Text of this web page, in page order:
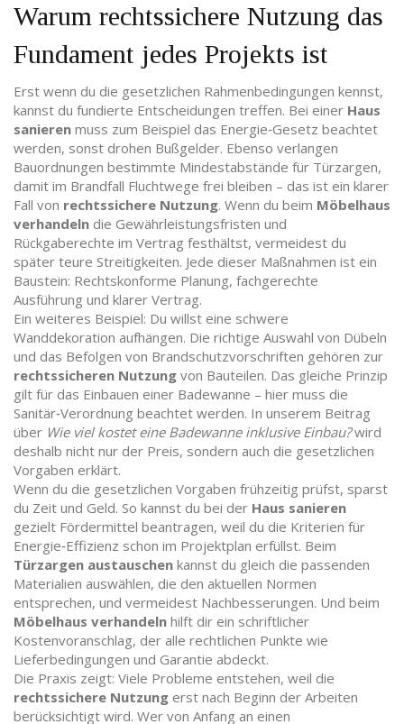
Warum rechtssichere Nutzung das
Fundament jedes Projekts ist
Erst wenn du die gesetzlichen Rahmenbedingungen kennst,
kannst du fundierte Entscheidungen treffen. Bei einer Haus
sanieren muss zum Beispiel das Energie‑Gesetz beachtet
werden, sonst drohen Bußgelder. Ebenso verlangen
Bauordnungen bestimmte Mindestabstände für Türzargen,
damit im Brandfall Fluchtwege frei bleiben – das ist ein klarer
Fall von rechtssichere Nutzung. Wenn du beim Möbelhaus
verhandeln die Gewährleistungsfristen und
Rückgaberechte im Vertrag festhältst, vermeidest du
später teure Streitigkeiten. Jede dieser Maßnahmen ist ein
Baustein: Rechtskonforme Planung, fachgerechte
Ausführung und klarer Vertrag.
Ein weiteres Beispiel: Du willst eine schwere
Wanddekoration aufhängen. Die richtige Auswahl von Dübeln
und das Befolgen von Brandschutzvorschriften gehören zur
rechtssicheren Nutzung von Bauteilen. Das gleiche Prinzip
gilt für das Einbauen einer Badewanne – hier muss die
Sanitär‑Verordnung beachtet werden. In unserem Beitrag
über Wie viel kostet eine Badewanne inklusive Einbau?wird
deshalb nicht nur der Preis, sondern auch die gesetzlichen
Vorgaben erklärt.
Wenn du die gesetzlichen Vorgaben frühzeitig prüfst, sparst
du Zeit und Geld. So kannst du bei der Haus sanieren
gezielt Fördermittel beantragen, weil du die Kriterien für
Energie‑Effizienz schon im Projektplan erfüllst. Beim
Türzargen austauschen kannst du gleich die passenden
Materialien auswählen, die den aktuellen Normen
entsprechen, und vermeidest Nachbesserungen. Und beim
Möbelhaus verhandeln hilft dir ein schriftlicher
Kostenvoranschlag, der alle rechtlichen Punkte wie
Lieferbedingungen und Garantie abdeckt.
Die Praxis zeigt: Viele Probleme entstehen, weil die
rechtssichere Nutzung erst nach Beginn der Arbeiten
berücksichtigt wird. Wer von Anfang an einen